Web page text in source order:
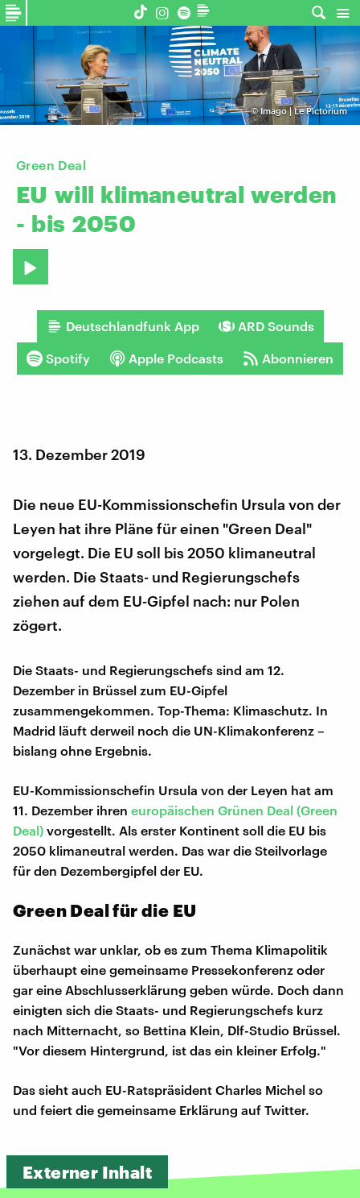
©Imago | Le Pictorium
Green Deal
EU will klimaneutral werden
- bis 2050
Deutschlandfunk App ARD Sounds
Spotify Apple Podcasts Abonnieren
13. Dezember 2019
Die neue EU-Kommissionschefin Ursula von der
Leyen hat ihre Pläne für einen "Green Deal"
vorgelegt. Die EU soll bis 2050 klimaneutral
werden. Die Staats- und Regierungschefs
ziehen auf dem EU-Gipfel nach: nur Polen
zögert.
Die Staats- und Regierungschefs sind am 12.
Dezember in Brüssel zum EU-Gipfel
zusammengekommen. Top-Thema: Klimaschutz. In
Madrid läuft derweil noch die UN-Klimakonferenz –
bislang ohne Ergebnis.
EU-Kommissionschefin Ursula von der Leyen hat am
11. Dezember ihren europäischen Grünen Deal (Green
Deal) vorgestellt. Als erster Kontinent soll die EU bis
2050 klimaneutral werden. Das war die Steilvorlage
für den Dezembergipfel der EU.
Green Deal für die EU
Zunächst war unklar, ob es zum Thema Klimapolitik
überhaupt eine gemeinsame Pressekonferenz oder
gar eine Abschlusserklärung geben würde. Doch dann
einigten sich die Staats- und Regierungschefs kurz
nach Mitternacht, so Bettina Klein, Dlf-Studio Brüssel.
"Vor diesem Hintergrund, ist das ein kleiner Erfolg."
Das sieht auch EU-Ratspräsident Charles Michel so
und feiert die gemeinsame Erklärung auf Twitter.
Externer Inhalt